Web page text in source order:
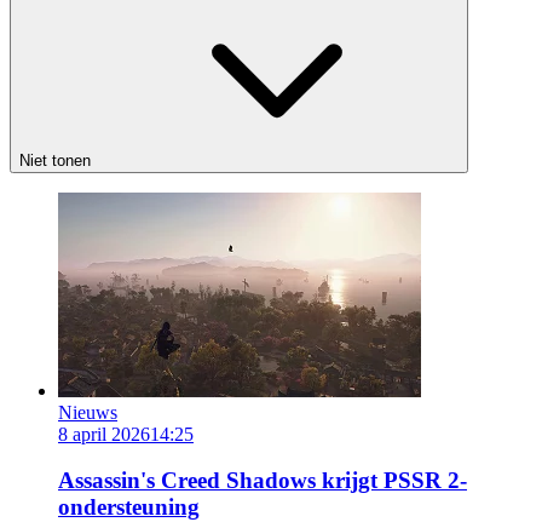
Niet tonen
Nieuws
8 april 202614:25
Assassin's Creed Shadows krijgt PSSR 2-
ondersteuning